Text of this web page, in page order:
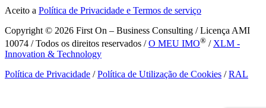
Aceito a Política de Privacidade e Termos de serviço
Copyright © 2026 First On – Business Consulting / Licença AMI
10074 / Todos os direitos reservados /O MEU IMO® / XLM -
Innovation & Technology
Política de Privacidade /Política de Utilização de Cookies /RAL